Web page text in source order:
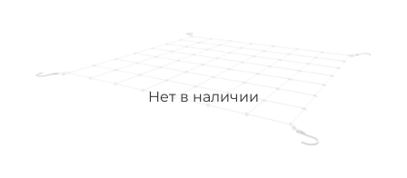
Нет в наличии